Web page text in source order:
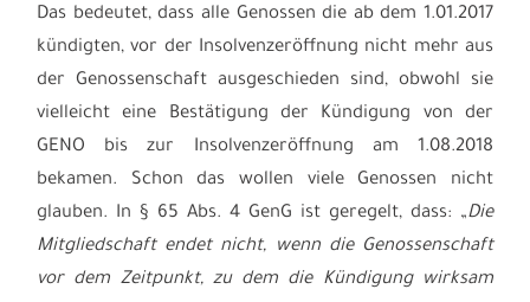
Das bedeutet, dass alle Genossen die ab dem 1.01.2017
kündigten, vor der Insolvenzeröffnung nicht mehr aus
der Genossenschaft ausgeschieden sind, obwohl sie
vielleicht eine Bestätigung der Kündigung von der
GENO bis zur Insolvenzeröffnung am 1.08.2018
bekamen. Schon das wollen viele Genossen nicht
glauben. In § 65 Abs. 4 GenG ist geregelt, dass: „Die
Mitgliedschaft endet nicht, wenn die Genossenschaft
vor dem Zeitpunkt, zu dem die Kündigung wirksam